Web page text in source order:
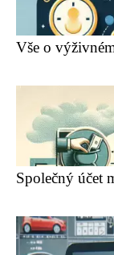
Vše o
Společný účet